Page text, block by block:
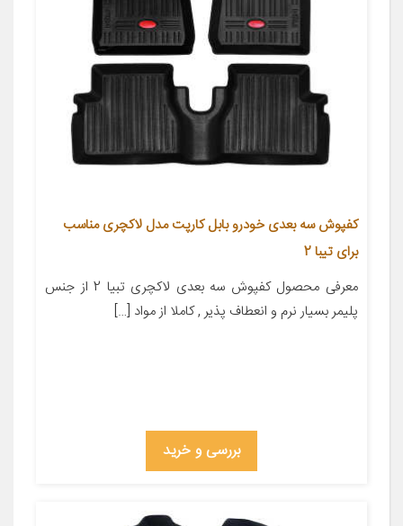
کفپوش سه بعدی خودرو بابل کارپت مدل لاکچری مناسب
برای تیبا 2
معرفی محصول کفپوش سه بعدی لاکچری تبیا 2 از جنس
پلیمر بسیار نرم و انعطاف پذیر , کاملا از مواد […]
بررسی و خرید